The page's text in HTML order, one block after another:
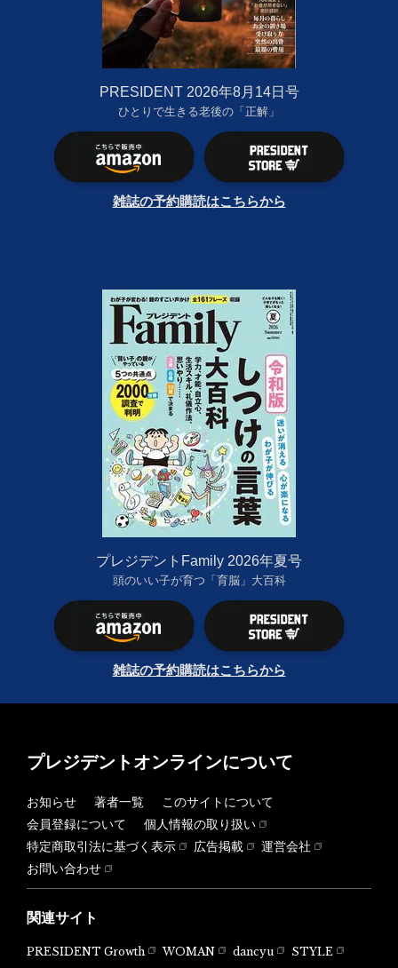
PRESIDENT 2026年8月14日号
ひとりで生きる老後の「正解」
雑誌の予約購読はこちらから
プレジデントFamily 2026年夏号
頭のいい子が育つ「育脳」大百科
雑誌の予約購読はこちらから
プレジデントオンラインについて
お知らせ 著者一覧
このサイトについて
会員登録について
個人情報の取り扱い
特定商取引法に基づく表示
広告掲載
運営会社
お問い合わせ
関連サイト
PRESIDENT Growth WOMAN dancyu
STYLE